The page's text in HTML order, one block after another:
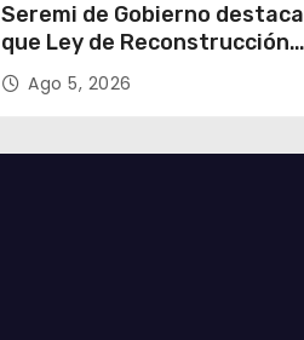
Seremi de Gobierno destaca
que Ley de Reconstrucción
Nacional impulsará la
inversión y el empleo en
Ago 5, 2026